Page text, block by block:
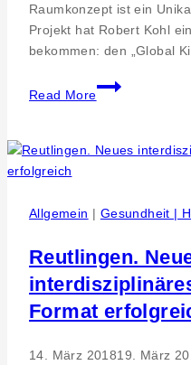
Raumkonzept ist ein
Projekt hat Robert Kohl
bekommen: den „Global
Read More
Design
und
in
Global
2017
–
Küchenkunst
GmbH
Allgemein | Gesundheit |
Reutlingen.
Format
14. März 201819. März